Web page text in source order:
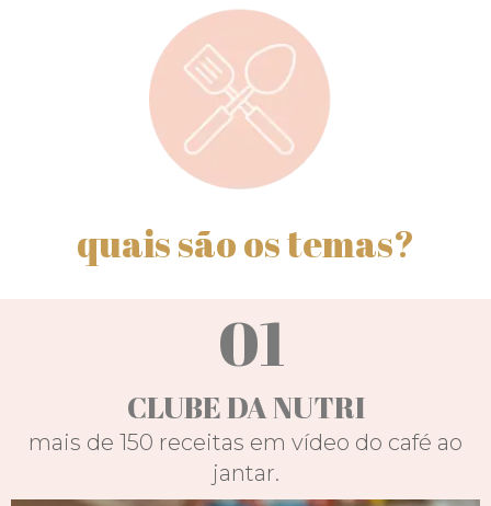
quais são os temas?
01
CLUBE DA NUTRI
mais de 150 receitas em vídeo do café ao
jantar.